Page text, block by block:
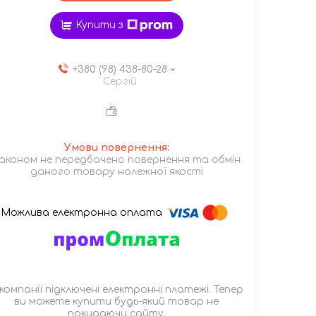
Купити з
+380 (98) 438-80-28
Сергій
не передбачено повернення та обмін
даного товару належної якості
підключені електронні платежі. Тепер
ви можете купити будь-який товар не
покидаючи сайту.